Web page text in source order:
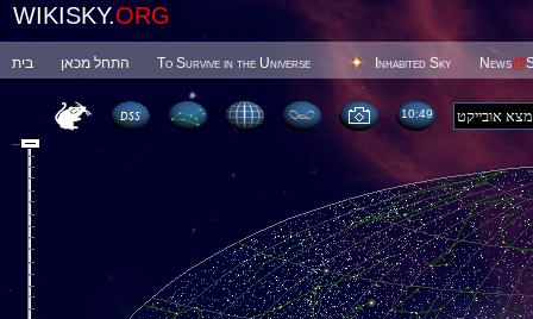
WIKISKY.ORG
בית התחל מכאן To Survive in the Universe Inhabited Sky News@
10 49